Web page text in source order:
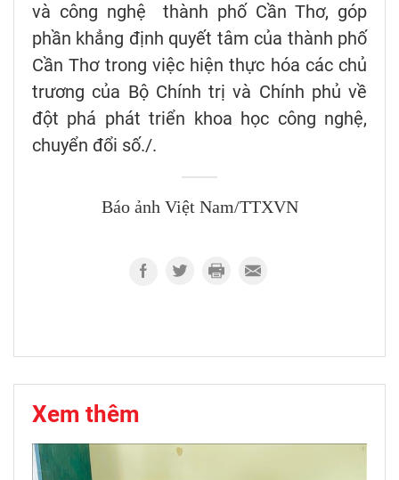
và công nghệ thành phố Cần Thơ, góp
phần khẳng định quyết tâm của thành phố
Cần Thơ trong việc hiện thực hóa các chủ
trương của Bộ Chính trị và Chính phủ về
đột phá phát triển khoa học công nghệ,
chuyển đổi số./.
Báo ảnh Việt Nam/TTXVN
Xem thêm